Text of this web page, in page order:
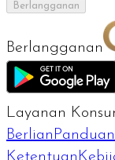
Berlangganan
Berlangganan
Layanan
Berlian